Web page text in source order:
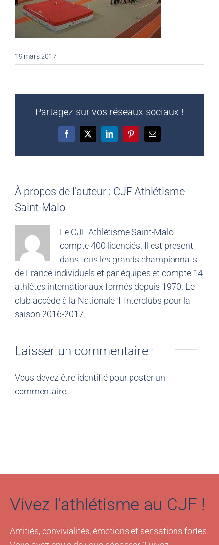
19 mars 2017
Partagez sur vos réseaux sociaux !
Facebook
X LinkedInPinterestEmail
À propos de l'auteur : CJF Athlétisme
Saint-Malo
Le CJF Athlétisme Saint-Malo
compte 400 licenciés. Il est présent
dans tous les grands championnats
de France individuels et par équipes et compte 14
athlètes internationaux formés depuis 1970. Le
club accède à la Nationale 1 Interclubs pour la
saison 2016-2017.
Laisser un commentaire
Vous devez être identifié pour poster un
commentaire.
Vivez l'athlétisme au CJF !
Amitiés, convivialités, émotions et sensations fortes.